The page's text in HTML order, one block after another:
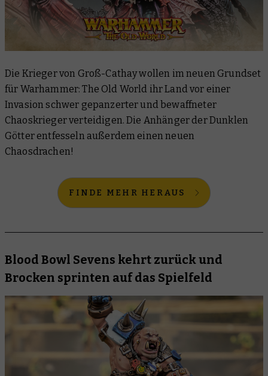
Die Krieger von Groß-Cathay wollen im neuen Grundset
für Warhammer: The Old World ihr Land vor einer
Invasion schwer gepanzerter und bewaffneter
Chaoskrieger verteidigen. Die Anhänger der Dunklen
Götter entfesseln außerdem einen neuen
Chaosdrachen!
FINDE MEHR HERAUS
Blood Bowl Sevens kehrt zurück und
Brocken sprinten auf das Spielfeld